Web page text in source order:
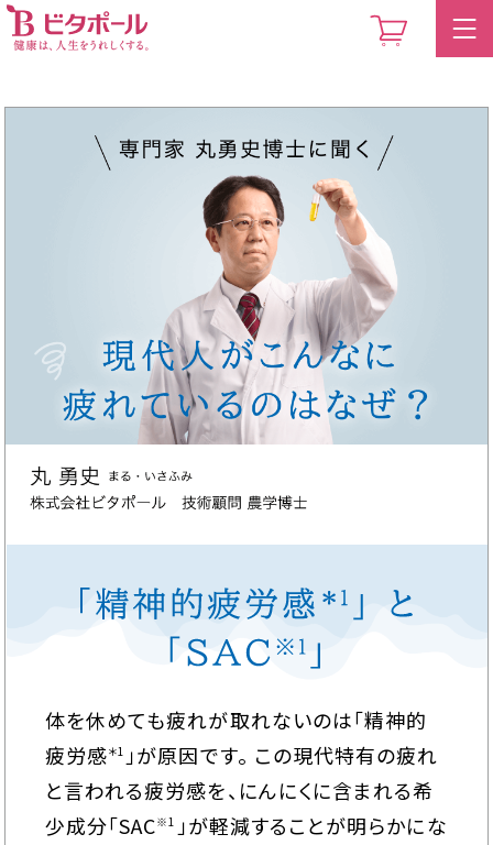
体を休めても疲れが取れないのは「精神的
疲労感＊1 」が原因です。 この現代特有の疲れ
と言われる疲労感を、にんにくに含まれる希
少成分「SAC※1 」が軽減することが明らかにな